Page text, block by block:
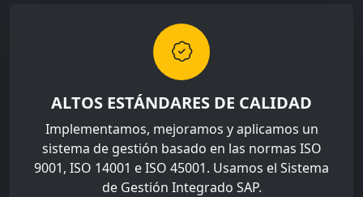
ALTOS ESTÁNDARES DE CALIDAD
Implementamos, mejoramos y aplicamos un
sistema de gestión basado en las normas ISO
9001, ISO 14001 e ISO 45001. Usamos el Sistema
de Gestión Integrado SAP.